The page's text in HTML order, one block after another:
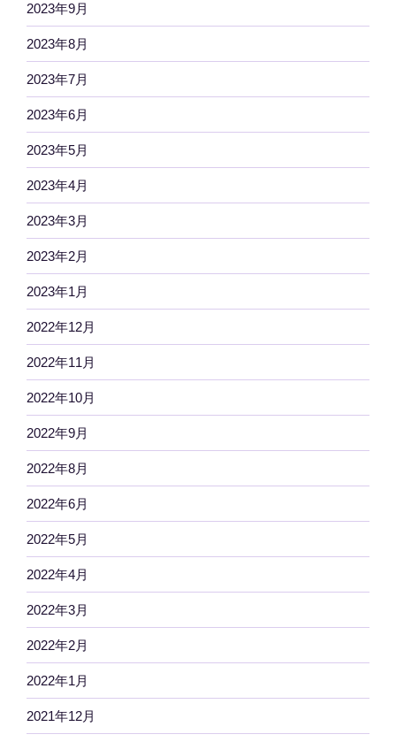
2023年9月
2023年8月
2023年7月
2023年6月
2023年5月
2023年4月
2023年3月
2023年2月
2023年1月
2022年12月
2022年11月
2022年10月
2022年9月
2022年8月
2022年6月
2022年5月
2022年4月
2022年3月
2022年2月
2022年1月
2021年12月